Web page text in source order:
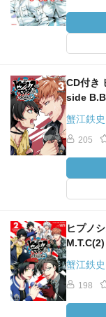
CD付き
side B.B
蟹江鉄
205
ヒプノ
蟹江鉄
198